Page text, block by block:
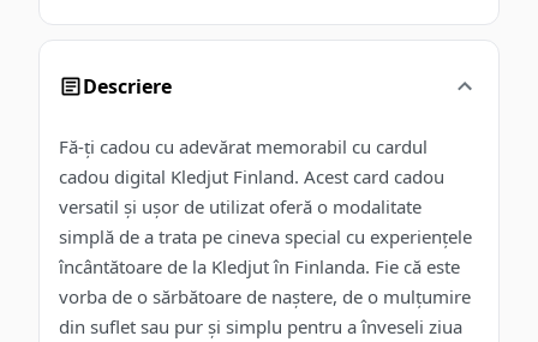
Descriere
Fă-ți cadou cu adevărat memorabil cu cardul
cadou digital Kledjut Finland. Acest card cadou
versatil și ușor de utilizat oferă o modalitate
simplă de a trata pe cineva special cu experiențele
încântătoare de la Kledjut în Finlanda. Fie că este
vorba de o sărbătoare de naștere, de o mulțumire
din suflet sau pur și simplu pentru a înveseli ziua